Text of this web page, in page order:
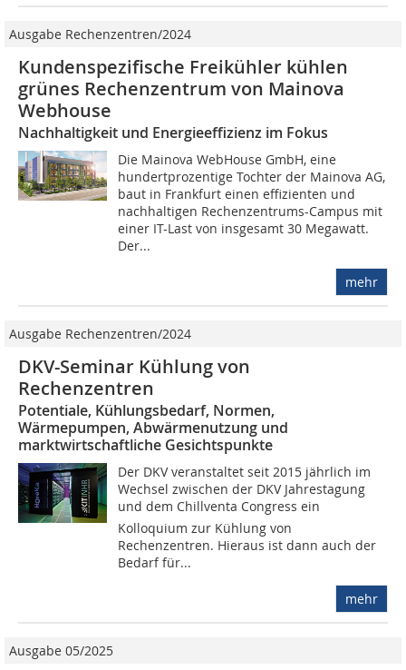
Ausgabe Rechenzentren/2024
Kundenspezifische Freikühler kühlen
grünes Rechenzentrum von Mainova
Webhouse
Nachhaltigkeit und Energieeffizienz im Fokus
Die Mainova WebHouse GmbH, eine
hundertprozentige Tochter der Mainova AG,
baut in Frankfurt einen effizienten und
nachhaltigen Rechenzentrums-Campus mit
einer IT-Last von insgesamt 30 Megawatt.
Der...
mehr
Ausgabe Rechenzentren/2024
DKV-Seminar Kühlung von
Rechenzentren
Potentiale, Kühlungsbedarf, Normen,
Wärmepumpen, Abwärmenutzung und
marktwirtschaftliche Gesichtspunkte
Der DKV veranstaltet seit 2015 jährlich im
Wechsel zwischen der DKV Jahrestagung
und dem Chillventa Congress ein
Kolloquium zur Kühlung von
Rechenzentren. Hieraus ist dann auch der
Bedarf für...
mehr
Ausgabe 05/2025